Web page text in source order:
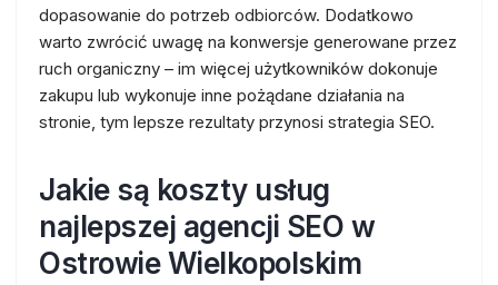
dopasowanie do potrzeb odbiorców. Dodatkowo
warto zwrócić uwagę na konwersje generowane przez
ruch organiczny – im więcej użytkowników dokonuje
zakupu lub wykonuje inne pożądane działania na
stronie, tym lepsze rezultaty przynosi strategia SEO.
Jakie są koszty usług
najlepszej agencji SEO w
Ostrowie Wielkopolskim